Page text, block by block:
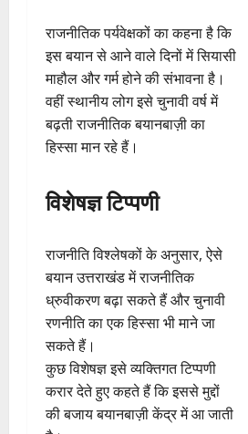
राजनीतिक पर्यवेक्षकों का कहना है कि
इस बयान से आने वाले दिनों में सियासी
माहौल और गर्म होने की संभावना है।
वहीं स्थानीय लोग इसे चुनावी वर्ष में
बढ़ती राजनीतिक बयानबाज़ी का
हिस्सा मान रहे हैं।
विशेषज्ञ टिप्पणी
राजनीति विश्लेषकों के अनुसार, ऐसे
बयान उत्तराखंड में राजनीतिक
ध्रुवीकरण बढ़ा सकते हैं और चुनावी
रणनीति का एक हिस्सा भी माने जा
सकते हैं।
कुछ विशेषज्ञ इसे व्यक्तिगत टिप्पणी
करार देते हुए कहते हैं कि इससे मुद्दों
की बजाय बयानबाज़ी केंद्र में आ जाती